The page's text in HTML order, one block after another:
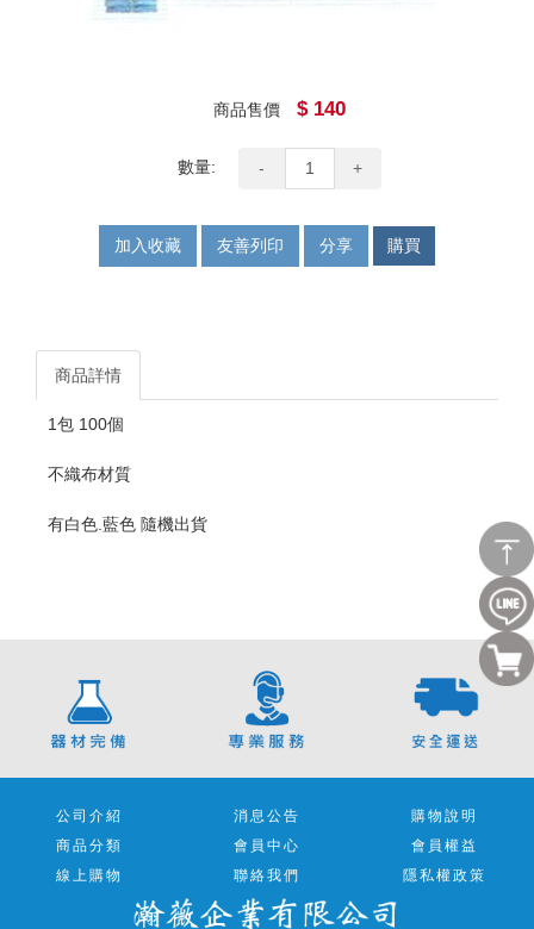
商品售價 $ 140
數量: - +
加入收藏 友善列印 分享 購買
商品詳情
1包 100個
不織布材質
有白色.藍色 隨機出貨
公司介紹 消息公告
購物說明
商品分類
會員中心
會員權益
線上購物
聯絡我們 隱私權政策